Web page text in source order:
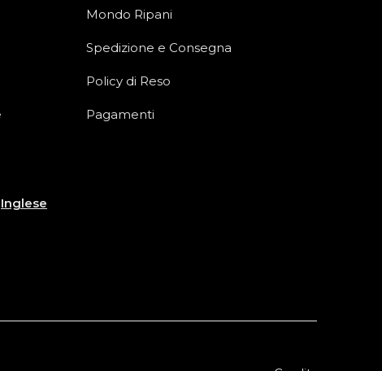
Mondo Ripani
Spedizione e Consegna
Policy di Reso
Pagamenti
Inglese